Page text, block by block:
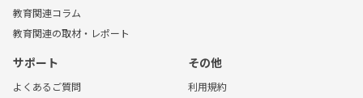
教育関連コラム
教育関連の取材・レポート
サポート
よくあるご質問
その他
利用規約